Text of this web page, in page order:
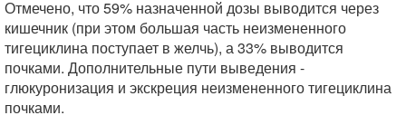
Отмечено, что 59% назначенной дозы выводится через
кишечник (при этом большая часть неизмененного
тигециклина поступает в желчь), а 33% выводится
почками. Дополнительные пути выведения -
глюкуронизация и экскреция неизмененного тигециклина
почками.